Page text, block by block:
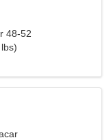
48-52